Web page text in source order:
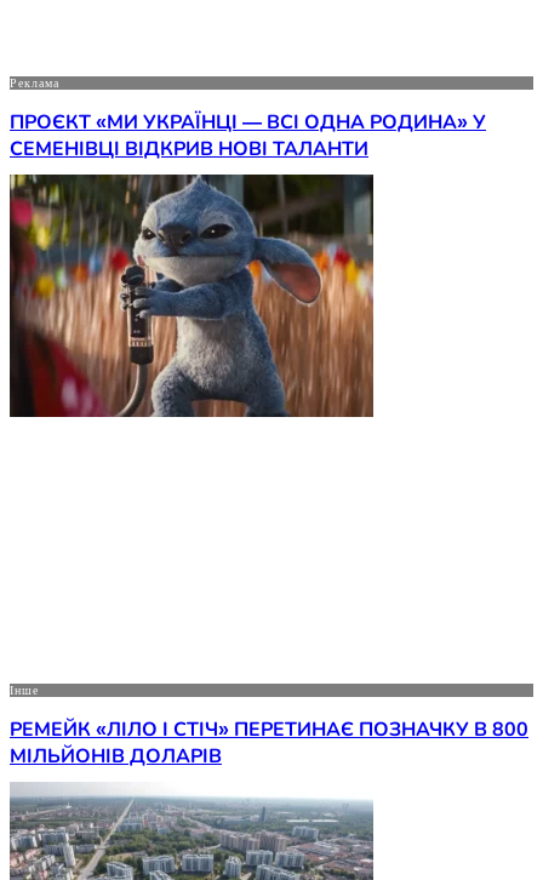
Реклама
ПРОЄКТ «МИ УКРАЇНЦІ — ВСІ ОДНА РОДИНА» У
СЕМЕНІВЦІ ВІДКРИВ НОВІ ТАЛАНТИ
Інше
РЕМЕЙК «ЛІЛО І СТІЧ» ПЕРЕТИНАЄ ПОЗНАЧКУ В 800
МІЛЬЙОНІВ ДОЛАРІВ